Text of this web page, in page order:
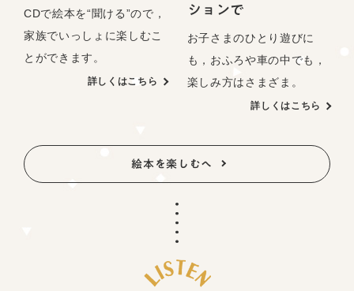
CDで絵本を“聞ける”ので，
家族でいっしょに楽しむこ
とができます。
詳しくはこちら
ションで
お子さまのひとり遊びに
も，おふろや車の中でも，
楽しみ方はさまざま。
詳しくはこちら
絵本を楽しむへ